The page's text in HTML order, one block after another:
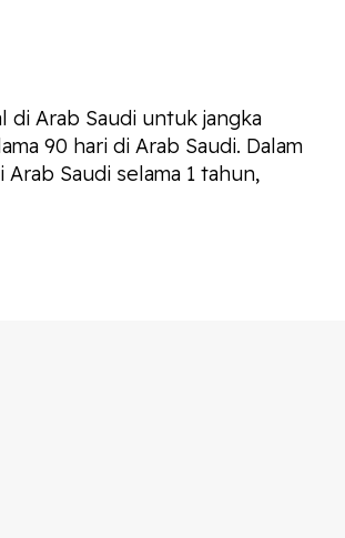
di Arab Saudi untuk jangka
90 hari di Arab Saudi. Dalam
Saudi selama 1 tahun,